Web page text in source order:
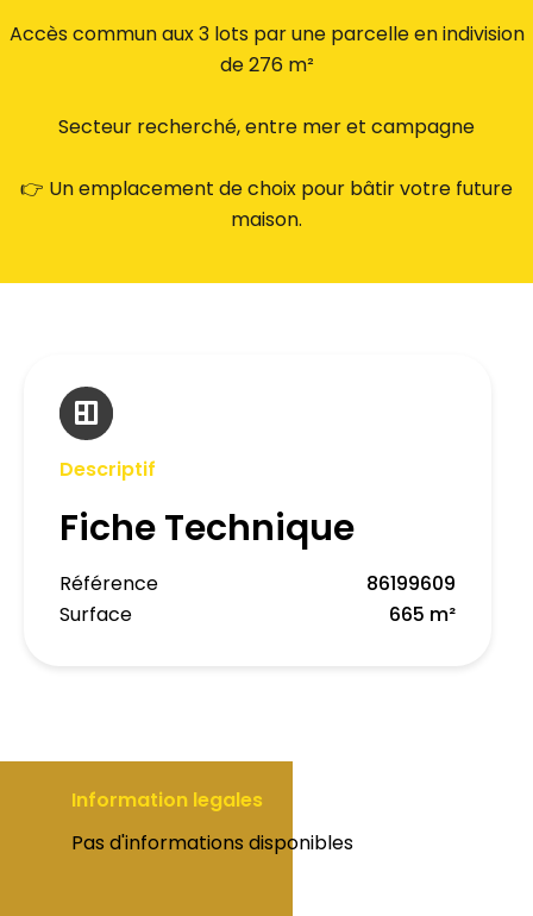
Accès commun aux 3 lots par une parcelle en indivision
de 276 m²
Secteur recherché, entre mer et campagne
👉 Un emplacement de choix pour bâtir votre future
maison.
Descriptif
Fiche Technique
Référence
86199609
Surface
665 m²
Information legales
Pas d'informations disponibles